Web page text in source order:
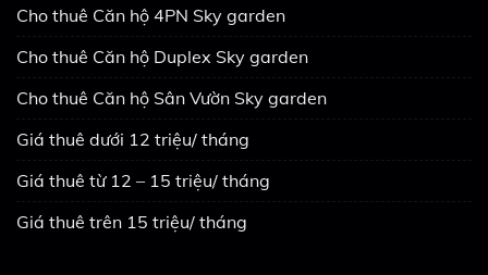
Cho thuê Căn hộ 4PN Sky garden
Cho thuê Căn hộ Duplex Sky garden
Cho thuê Căn hộ Sân Vườn Sky garden
Giá thuê dưới 12 triệu/ tháng
Giá thuê từ 12 – 15 triệu/ tháng
Giá thuê trên 15 triệu/ tháng